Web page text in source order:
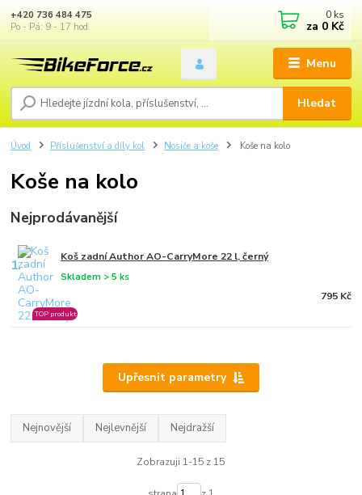
Menu
Hledat
+420 736 484 475
Po - Pá: 9 - 17 hod.
0 ks
za 0 Kč
Úvod Příslušenství a díly kol Nosiče a koše Koše na kolo
Koše na kolo
Nejprodávanější
1. Koš zadní Author AO-CarryMore 22 l, černý
Skladem > 5 ks
TOP produkt
795 Kč
Upřesnit parametry
Nejnovější Nejlevnější Nejdražší
Zobrazuji 1-15 z 15